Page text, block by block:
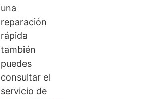
una
reparación
rápida
también
puedes
consultar el
servicio de